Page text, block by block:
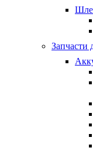
Запчасти